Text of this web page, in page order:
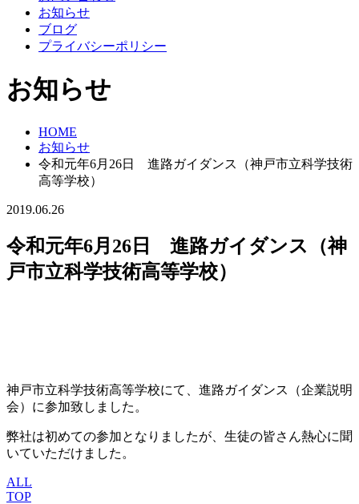
お知らせ
ブログ
プライバシーポリシー
お知らせ
HOME
お知らせ
令和元年6月26日 進路ガイダンス（神戸市立科学技術
高等学校）
2019.06.26
令和元年6月26日 進路ガイダンス（神
戸市立科学技術高等学校）
神戸市立科学技術高等学校にて、進路ガイダンス（企業説明
会）に参加致しました。
弊社は初めての参加となりましたが、生徒の皆さん熱心に聞
いていただけました。
ALL
TOP